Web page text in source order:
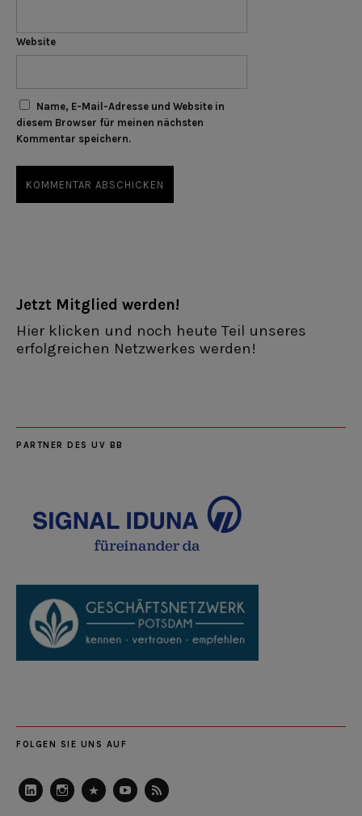
Website
Name, E-Mail-Adresse und Website in
diesem Browser für meinen nächsten
Kommentar speichern.
Jetzt Mitglied werden!
Hier klicken und noch heute Teil unseres
erfolgreichen Netzwerkes werden!
PARTNER DES UV BB
FOLGEN SIE UNS AUF